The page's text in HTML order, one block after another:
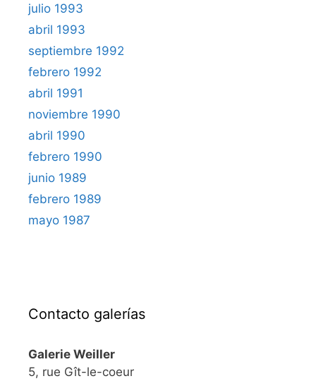
julio 1993
abril 1993
septiembre 1992
febrero 1992
abril 1991
noviembre 1990
abril 1990
febrero 1990
junio 1989
febrero 1989
mayo 1987
Contacto galerías
Galerie Weiller
5, rue Gît-le-coeur